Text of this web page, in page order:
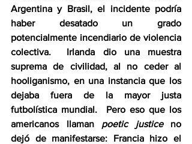
Argentina y Brasil, el incidente podría
haber desatado un grado
potencialmente incendiario de violencia
colectiva.  Irlanda dio una muestra
suprema de civilidad, al no ceder al
hooliganismo, en una instancia que los
dejaba fuera de la mayor justa
futbolística mundial.  Pero eso que los
americanos llaman poetic justice no
dejó de manifestarse: Francia hizo el